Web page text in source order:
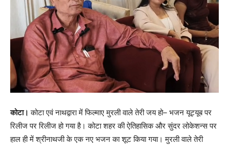
कोटा। कोटा एवं नाथद्वारा में फिल्माए मुरली वाले तेरी जय हो– भजन यूट्यूब पर
रिलीज पर रिलीज हो गया है। कोटा शहर की ऐतिहासिक और सुंदर लोकेशन्स पर
हाल ही में श्रीनाथजी के एक नए भजन का शूट किया गया। मुरली वाले तेरी